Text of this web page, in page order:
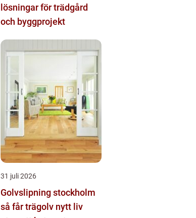
lösningar för trädgård
och byggprojekt
31 juli 2026
Golvslipning stockholm
så får trägolv nytt liv